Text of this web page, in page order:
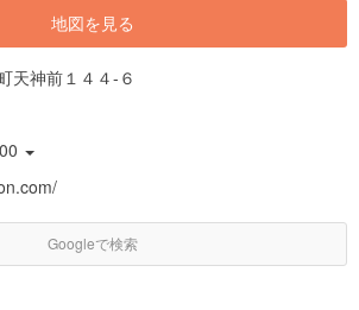
地図を見る
天神前１４４-６
Googleで検索